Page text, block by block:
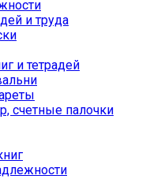
и труда
и тетрадей
счетные палочки